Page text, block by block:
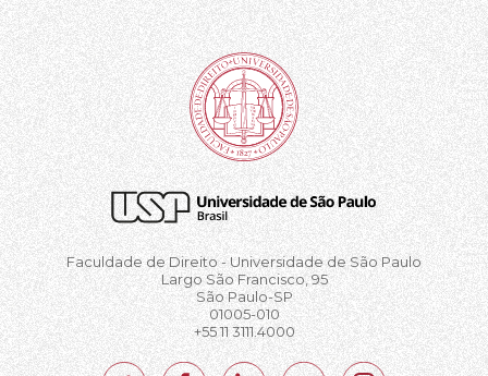
Faculdade de Direito - Universidade de São Paulo
Largo São Francisco, 95
São Paulo-SP
01005-010
+55 11 3111.4000